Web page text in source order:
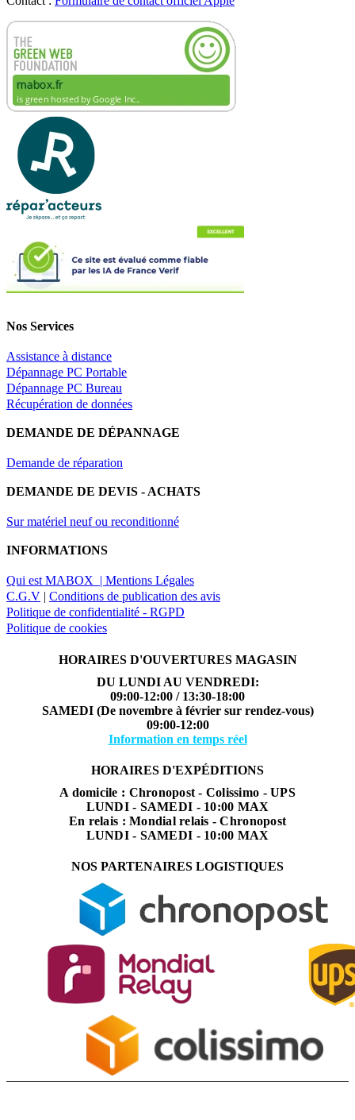
Nos Services
Assistance à distance
Dépannage PC Portable
Dépannage PC Bureau
Récupération de données
DEMANDE DE DÉPANNAGE
Demande de réparation
DEMANDE DE DEVIS - ACHATS
Sur matériel neuf ou reconditionné
INFORMATIONS
Qui est MABOX | Mentions Légales
C.G.V | Conditions de publication des avis
Politique de confidentialité - RGPD
Politique de cookies
HORAIRES D'OUVERTURES MAGASIN
DU LUNDI AU VENDREDI:
09:00-12:00 / 13:30-18:00
SAMEDI (De novembre à février sur rendez-vous)
09:00-12:00
Information en temps réel
HORAIRES D'EXPÉDITIONS
A domicile : Chronopost - Colissimo - UPS
LUNDI - SAMEDI - 10:00 MAX
En relais : Mondial relais - Chronopost
LUNDI - SAMEDI - 10:00 MAX
NOS PARTENAIRES LOGISTIQUES